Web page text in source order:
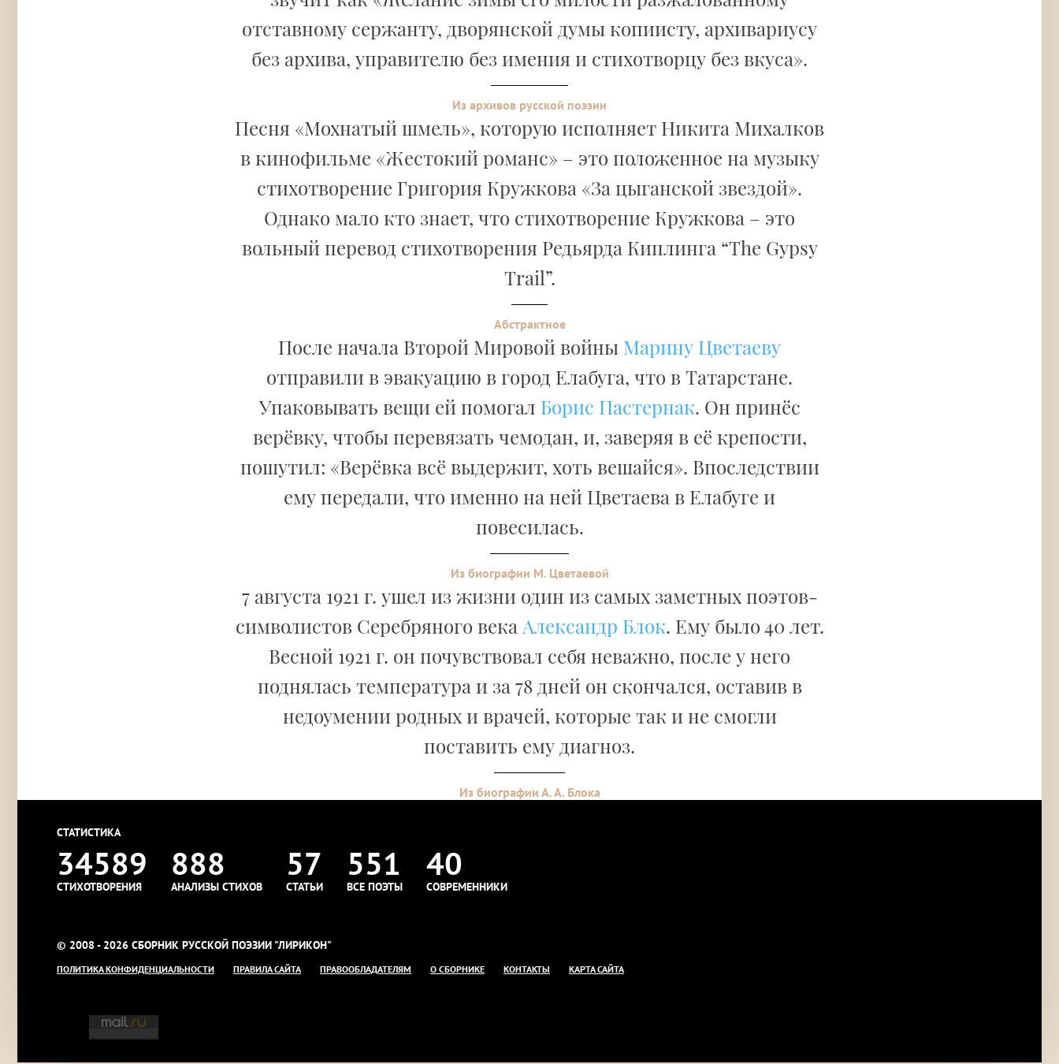
отставному сержанту, дворянской думы копиисту, архивариусу
без архива, управителю без имения и стихотворцу без вкуса».
Из архивов русской поэзии
Песня «Мохнатый шмель», которую исполняет Никита Михалков
в кинофильме «Жестокий романс» – это положенное на музыку
стихотворение Григория Кружкова «За цыганской звездой».
Однако мало кто знает, что стихотворение Кружкова – это
вольный перевод стихотворения Редьярда Киплинга “The Gypsy
Trail”.
Абстрактное
После начала Второй Мировой войны Марину Цветаеву
отправили в эвакуацию в город Елабуга, что в Татарстане.
Упаковывать вещи ей помогал Борис Пастернак. Он принёс
верёвку, чтобы перевязать чемодан, и, заверяя в её крепости,
пошутил: «Верёвка всё выдержит, хоть вешайся». Впоследствии
ему передали, что именно на ней Цветаева в Елабуге и
повесилась.
Из биографии М. Цветаевой
7 августа 1921 г. ушел из жизни один из самых заметных поэтов-
символистов Серебряного века Александр Блок. Ему было 40 лет.
Весной 1921 г. он почувствовал себя неважно, после у него
поднялась температура и за 78 дней он скончался, оставив в
недоумении родных и врачей, которые так и не смогли
поставить ему диагноз.
Из биографии А. А. Блока
СТАТИСТИКА
34589
СТИХОТВОРЕНИЯ
888
АНАЛИЗЫ СТИХОВ
57
СТАТЬИ
551
ВСЕ ПОЭТЫ
40
СОВРЕМЕННИКИ
© 2008 - 2026 СБОРНИК РУССКОЙ ПОЭЗИИ "ЛИРИКОН"
ПОЛИТИКА КОНФИДЕНЦИАЛЬНОСТИ ПРАВИЛА САЙТА ПРАВООБЛАДАТЕЛЯМ О СБОРНИКЕ КОНТАКТЫ КАРТА САЙТА